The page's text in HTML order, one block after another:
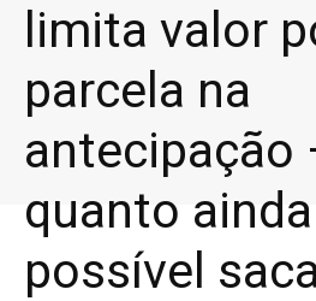
limita valor
parcela na
antecipação
quanto
possível